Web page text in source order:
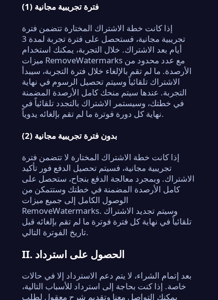
(1) فترة تجريبية مجانية
إذا كانت خطة الاشتراك المختارة تتضمن فترة
تجريبية مجانية، فستحصل على فترة تجربة لمدة 3
أيام بعد الاشتراك. خلال التجربة، يمكنك استخدام
ميزات RemoveWatermarks مع عدد محدود من
الأرصدة. ما لم تقم بالإلغاء خلال فترة التجربة، سيبدأ
الاشتراك تلقائياً وسيتم تحصيل الرسوم في نهاية
التجربة. عندها سيتم منحك كامل الأرصدة المضمنة
في خطتك، وسيستمر الاشتراك بالتجدد تلقائياً في
نهاية كل دورة فوترة ما لم تقم بإلغائه يدوياً.
(2) بدون فترة تجريبية مجانية
إذا كانت خطة الاشتراك المختارة لا تتضمن فترة
تجريبية مجانية، فسيتم تحصيل الدفع فور تأكيد
الاشتراك. وبمجرد معالجة الدفع بنجاح، ستحصل على
كامل الأرصدة المضمنة في خطتك وستتمكن من
الوصول الكامل إلى جميع ميزات
RemoveWatermarks. وسيتم تجديد الاشتراك
تلقائياً في نهاية كل فترة فوترة ما لم تقم بإلغائه قبل
تاريخ الفوترة التالي.
II. الحصول على استرداد
بعد إتمام الشراء، لا يتم دعم الاسترداد إلا في حالات
خاصة. إذا كنت بحاجة إلى استرداد للأسباب التالية،
يمكنك التواصل معنا وتقديم شرح معقول لطلب